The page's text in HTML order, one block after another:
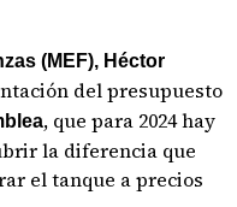
(MEF), Héctor
del presupuesto
, que para 2024 hay
la diferencia que
el tanque a precios